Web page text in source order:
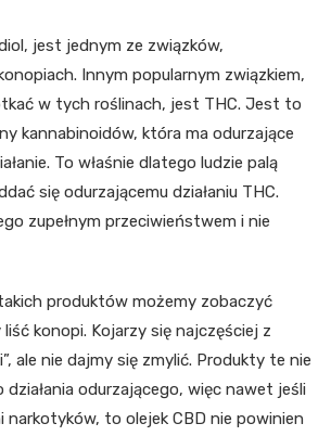
jest jednym ze związków,
Innym popularnym związkiem,
w tych roślinach, jest THC. Jest to
kannabinoidów, która ma odurzające
To właśnie dlatego ludzie palą
się odurzającemu działaniu THC.
zupełnym przeciwieństwem i nie
produktów możemy zobaczyć
konopi. Kojarzy się najczęściej z
ale nie dajmy się zmylić. Produkty te nie
odurzającego, więc nawet jeśli
narkotyków, to olejek CBD nie powinien